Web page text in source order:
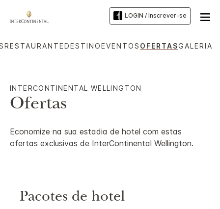
LOGIN / Inscrever-se
RESTAURANTEDESTINOEVENTOS OFERTASGALERIA
INTERCONTINENTAL WELLINGTON
Ofertas
Economize na sua estadia de hotel com estas
ofertas exclusivas de InterContinental Wellington.
Pacotes de hotel